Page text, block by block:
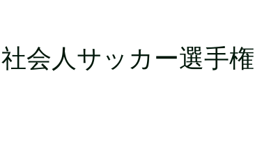
会人サッカー選手